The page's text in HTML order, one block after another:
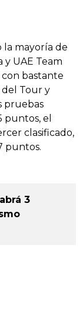
la mayoría de
y UAE Team
con bastante
Tour y
pruebas
puntos, el
clasificado,
puntos.
3